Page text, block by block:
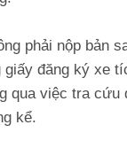
phải nộp bản
đăng ký xe
qua việc tra
kể.